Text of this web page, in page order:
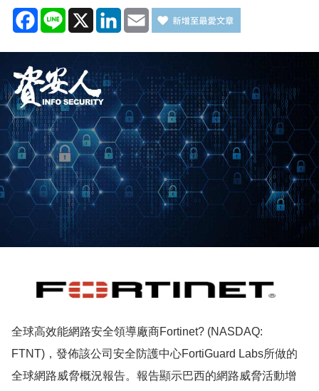
Facebook
Line X LinkedIn
Email
全球高效能網路安全領導廠商Fortinet? (NASDAQ:
FTNT)，發佈該公司安全防護中心FortiGuard Labs所做的
全球網路威脅概況報告。報告顯示巴西的網路威脅活動增